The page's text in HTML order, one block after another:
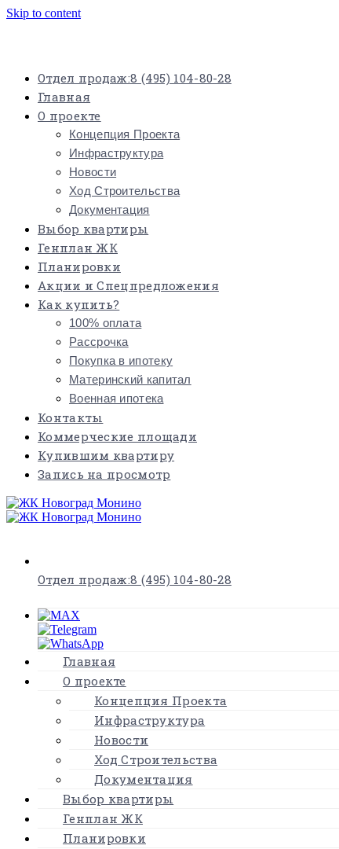
Skip to content
Отдел продаж:8 (495) 104-80-28
Главная
О проекте
Концепция Проекта
Инфраструктура
Новости
Ход Строительства
Документация
Выбор квартиры
Генплан ЖК
Планировки
Акции и Спецпредложения
Как купить?
100% оплата
Рассрочка
Покупка в ипотеку
Материнский капитал
Военная ипотека
Контакты
Коммерческие площади
Купившим квартиру
Запись на просмотр
Отдел продаж:8 (495) 104-80-28
Главная
О проекте
Концепция Проекта
Инфраструктура
Новости
Ход Строительства
Документация
Выбор квартиры
Генплан ЖК
Планировки